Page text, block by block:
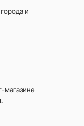
и
магазине